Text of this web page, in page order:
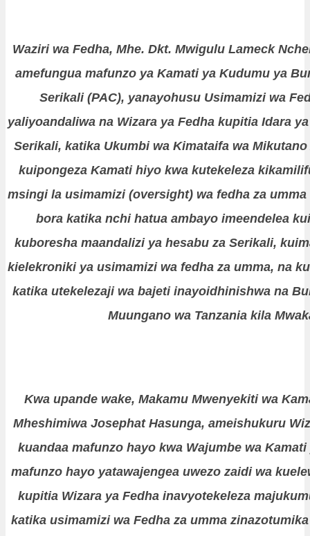
Waziri wa Fedha, Mhe. Dkt. Mwigulu Lameck
amefungua mafunzo ya Kamati ya Kudumu ya
Serikali (PAC), yanayohusu Usimamizi wa
yaliyoandaliwa na Wizara ya Fedha kupitia Idara
Serikali, katika Ukumbi wa Kimataifa wa Mikutano
kuipongeza Kamati hiyo kwa kutekeleza
msingi la usimamizi (oversight) wa fedha za
bora katika nchi hatua ambayo imeendelea
kuboresha maandalizi ya hesabu za Serikali,
kielekroniki ya usimamizi wa fedha za umma, na
katika utekelezaji wa bajeti inayoidhinishwa na
Muungano wa Tanzania kila
Kwa upande wake, Makamu Mwenyekiti wa
Mheshimiwa Josephat Hasunga, ameishukuru
kuandaa mafunzo hayo kwa Wajumbe wa
mafunzo hayo yatawajengea uwezo zaidi wa
kupitia Wizara ya Fedha inavyotekeleza
katika usimamizi wa Fedha za umma